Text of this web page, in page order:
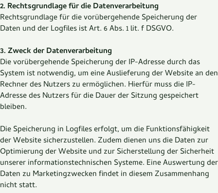
2. Rechtsgrundlage für die Datenverarbeitung
Rechtsgrundlage für die vorübergehende Speicherung der
Daten und der Logfiles ist Art. 6 Abs. 1 lit. f DSGVO.
3. Zweck der Datenverarbeitung
Die vorübergehende Speicherung der IP-Adresse durch das
System ist notwendig, um eine Auslieferung der Website an den
Rechner des Nutzers zu ermöglichen. Hierfür muss die IP-
Adresse des Nutzers für die Dauer der Sitzung gespeichert
bleiben.
Die Speicherung in Logfiles erfolgt, um die Funktionsfähigkeit
der Website sicherzustellen. Zudem dienen uns die Daten zur
Optimierung der Website und zur Sicherstellung der Sicherheit
unserer informationstechnischen Systeme. Eine Auswertung der
Daten zu Marketingzwecken findet in diesem Zusammenhang
nicht statt.